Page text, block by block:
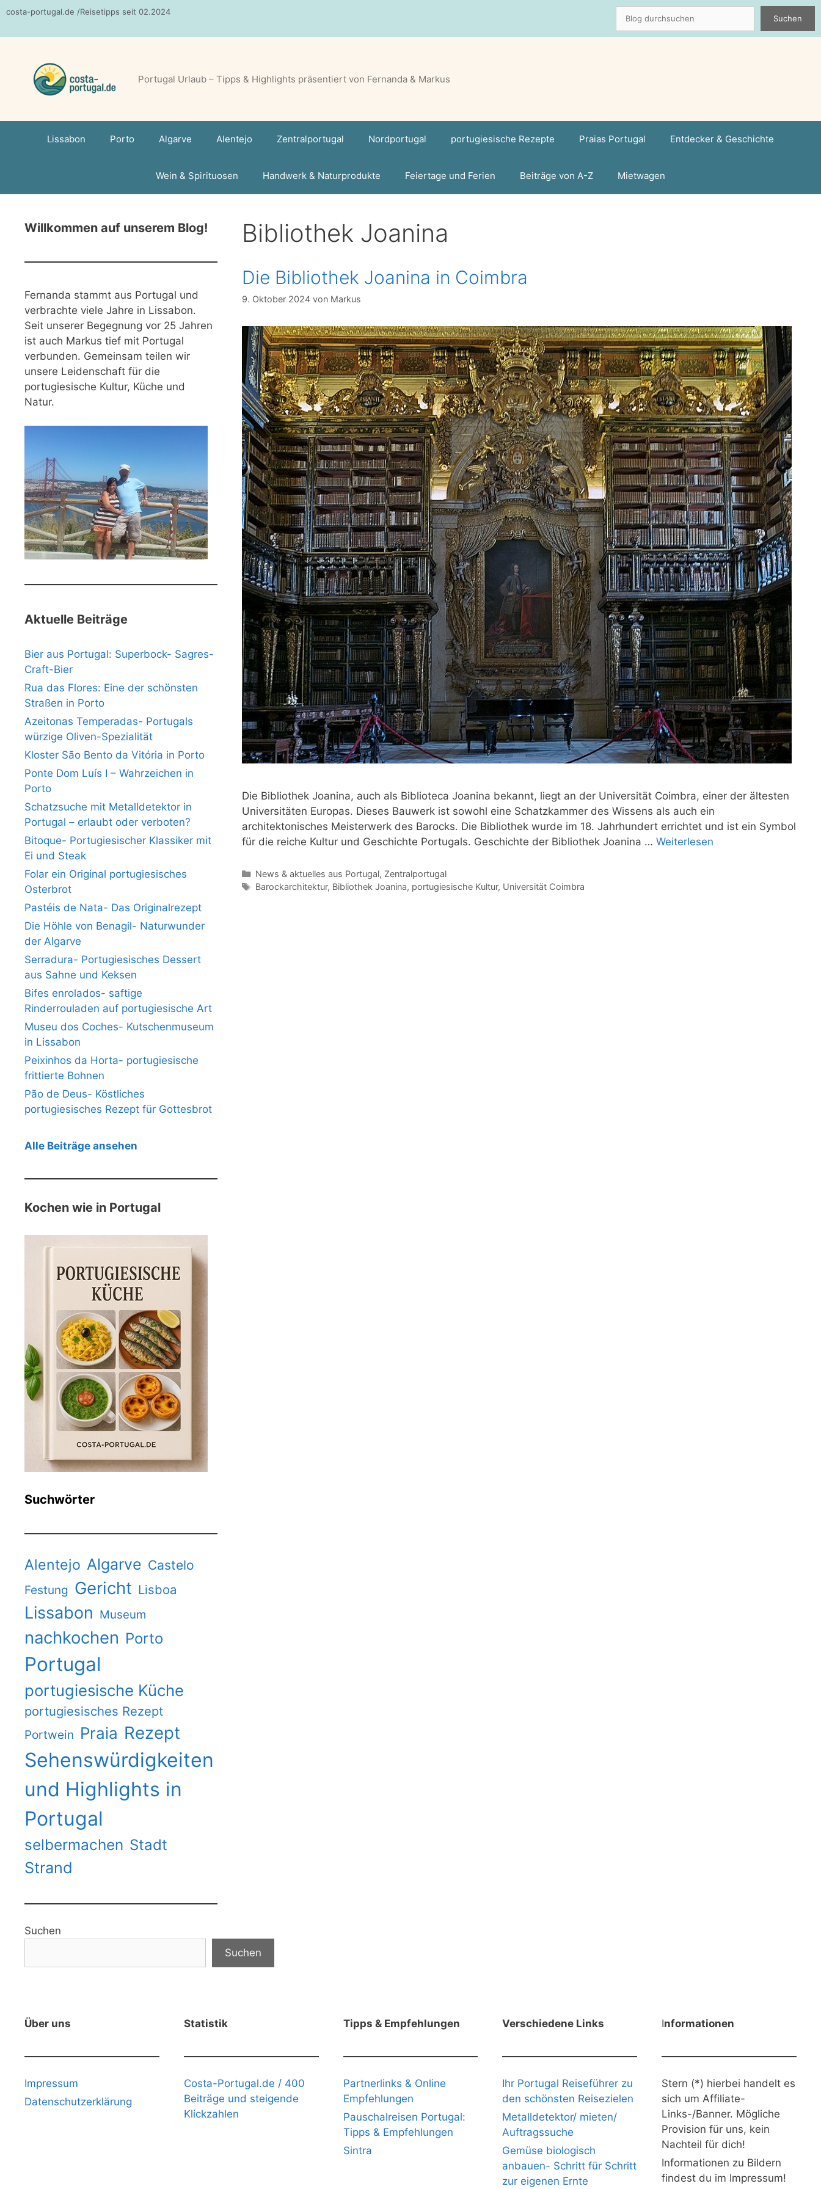
Zum
springen
costa-portugal.de /Reisetipps seit 02.2024
Suchen
Portugal Urlaub – Tipps & Highlights präsentiert von Fernanda & Markus
Lissabon Porto Algarve Alentejo Zentralportugal Nordportugal portugiesische Rezepte Praias Portugal Entdecker & Geschichte
Wein & Spirituosen Handwerk & Naturprodukte Feiertage und Ferien Beiträge von A-Z Mietwagen
Bibliothek Joanina
Die Bibliothek Joanina in Coimbra
9. Oktober 2024 von Markus
Die Bibliothek Joanina, auch als Biblioteca Joanina bekannt, liegt an der Universität Coimbra, einer der ältesten
Universitäten Europas. Dieses Bauwerk ist sowohl eine Schatzkammer des Wissens als auch ein
architektonisches Meisterwerk des Barocks. Die Bibliothek wurde im 18. Jahrhundert errichtet und ist ein Symbol
für die reiche Kultur und Geschichte Portugals. Geschichte der Bibliothek Joanina … Weiterlesen
Kategorien
News & aktuelles aus Portugal, Zentralportugal
Schlagwörter
Barockarchitektur, Bibliothek Joanina, portugiesische Kultur, Universität Coimbra
Willkommen auf unserem Blog!
Fernanda stammt aus Portugal und
verbrachte viele Jahre in Lissabon.
Seit unserer Begegnung vor 25 Jahren
ist auch Markus tief mit Portugal
verbunden. Gemeinsam teilen wir
unsere Leidenschaft für die
portugiesische Kultur, Küche und
Natur.
Aktuelle Beiträge
Bier aus Portugal: Superbock- Sagres-
Craft-Bier
Rua das Flores: Eine der schönsten
Straßen in Porto
Azeitonas Temperadas- Portugals
würzige Oliven-Spezialität
Kloster São Bento da Vitória in Porto
Ponte Dom Luís I – Wahrzeichen in
Porto
Schatzsuche mit Metalldetektor in
Portugal – erlaubt oder verboten?
Bitoque- Portugiesischer Klassiker mit
Ei und Steak
Folar ein Original portugiesisches
Osterbrot
Pastéis de Nata- Das Originalrezept
Die Höhle von Benagil- Naturwunder
der Algarve
Serradura- Portugiesisches Dessert
aus Sahne und Keksen
Bifes enrolados- saftige
Rinderrouladen auf portugiesische Art
Museu dos Coches- Kutschenmuseum
in Lissabon
Peixinhos da Horta- portugiesische
frittierte Bohnen
Pão de Deus- Köstliches
portugiesisches Rezept für Gottesbrot
Alle Beiträge ansehen
Kochen wie in Portugal
Suchwörter
Alentejo Algarve Castelo
Festung Gericht Lisboa
Lissabon Museum
nachkochen Porto
Portugal
portugiesische Küche
portugiesisches Rezept
Portwein Praia Rezept
Sehenswürdigkeiten
und Highlights in
Portugal
selbermachen Stadt
Strand
Suchen
Suchen
Über uns
Impressum
Datenschutzerklärung
Statistik
Costa-Portugal.de / 400
Beiträge und steigende
Klickzahlen
Tipps & Empfehlungen
Partnerlinks & Online
Empfehlungen
Pauschalreisen Portugal:
Tipps & Empfehlungen
Sintra
Verschiedene Links
Ihr Portugal Reiseführer zu
den schönsten Reisezielen
Metalldetektor/ mieten/
Auftragssuche
Gemüse biologisch
anbauen- Schritt für Schritt
zur eigenen Ernte
Informationen
Stern (*) hierbei handelt es
sich um Affiliate-
Links-/Banner. Mögliche
Provision für uns, kein
Nachteil für dich!
Informationen zu Bildern
findest du im Impressum!